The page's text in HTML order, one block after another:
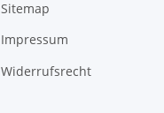
Sitemap
Impressum
Widerrufsrecht